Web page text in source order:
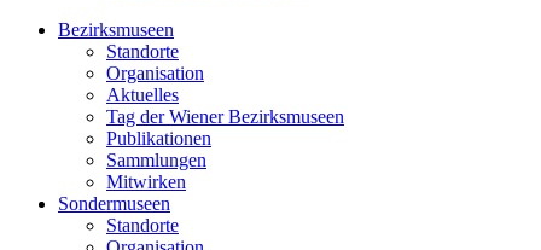
Bezirksmuseen
Standorte
Organisation
Aktuelles
Tag der Wiener Bezirksmuseen
Publikationen
Sammlungen
Mitwirken
Sondermuseen
Standorte